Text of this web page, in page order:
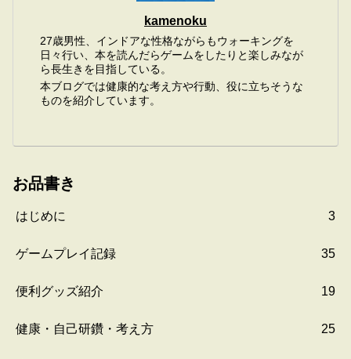
kamenoku
27歳男性、インドアな性格ながらもウォーキングを
日々行い、本を読んだらゲームをしたりと楽しみなが
ら長生きを目指している。
本ブログでは健康的な考え方や行動、役に立ちそうな
ものを紹介しています。
お品書き
はじめに 3
ゲームプレイ記録 35
便利グッズ紹介 19
健康・自己研鑽・考え方 25